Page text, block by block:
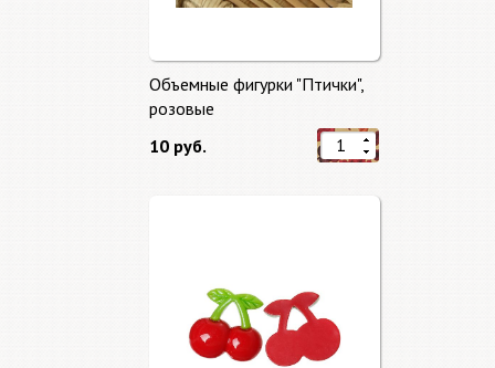
Объемные фигурки "Птички",
розовые
10 руб.